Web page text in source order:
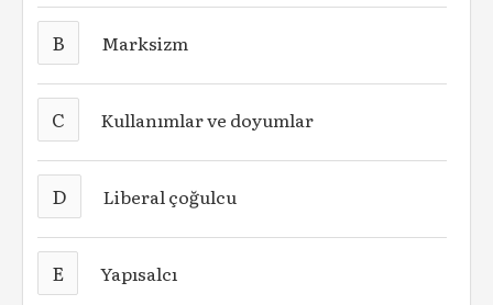
B Marksizm
C Kullanımlar ve doyumlar
D Liberal çoğulcu
E Yapısalcı